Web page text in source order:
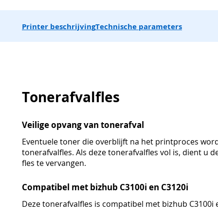
Printer beschrijvingTechnische parameters
Tonerafvalfles
Veilige opvang van tonerafval
Eventuele toner die overblijft na het printproces
tonerafvalfles. Als deze tonerafvalfles vol is, dient u
fles te vervangen.
Compatibel met bizhub C3100i en C3120i
Deze tonerafvalfles is compatibel met bizhub C3100i